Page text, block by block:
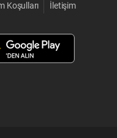
Koşulları İletişim